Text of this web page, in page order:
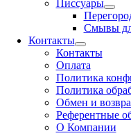
Писсуары
Смывы
Контакты
Контакты
Оплата
Политика
Политика
Обмен и
Референтные
О Компании